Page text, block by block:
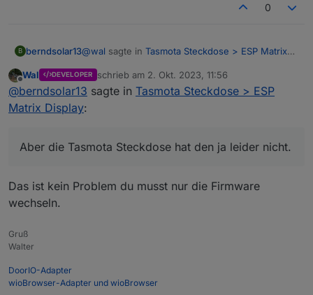
0
B berndsolar13@wal sagte in Tasmota Steckdose > ESP Matrix
Hier sende ich vom Hichi Stromzähler die
Ja hab den Sensor auch, der hat in der Tat den
nicht.
Ich müsste also über eine Konsolen RULE den
aktuellen Wert an den Tasmota mit dem Display
schon raus gefunden. Aber das Ding macht ja
nicht nur einen Wert, neben der Spannung, die
Offline
Wal DEVELOPER schrieb am 2. Okt. 2023, 11:56
zuletzt editiert von
@berndsolar13 sagte in Tasmota Steckdose > ESP
Matrix Display:
Aber die Tasmota Steckdose hat den ja leider nicht.
Das ist kein Problem du musst nur die Firmware
wechseln.
Gruß
Walter
DoorIO-Adapter
wioBrowser-Adapter und wioBrowser